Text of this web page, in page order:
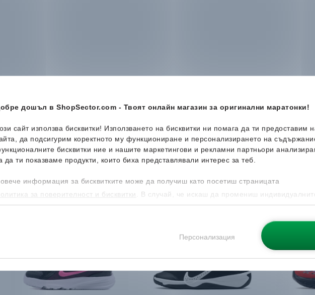
дошъл в ShopSector.com - Твоят онлайн магазин за оригинални маратонки!
сайт използва бисквитки! Използването на бисквитки ни помага да ти предоставим
да подсигурим коректното му функциониране и персонализирането на
бисквитки ние и нашите маркетингови и рекламни партньори
да ти показваме продукти, които биха представлявали интерес за теб.
информация за бисквитките може да получиш като посетиш страницата
за поверителност и бисквитки
. В случай, че искаш да промениш
можеш да го направиш от опцията за Персонализация.
Персонализация